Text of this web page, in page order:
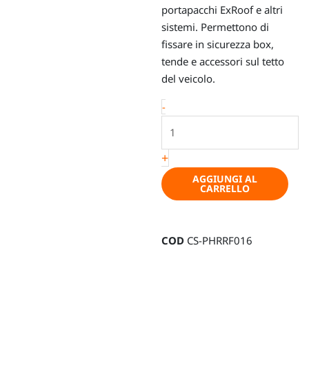
portapacchi ExRoof e altri
sistemi. Permettono di
fissare in sicurezza box,
tende e accessori sul tetto
del veicolo.
-Ganci
fissaggio
ad
anello
per
horntools
+
AGGIUNGI AL
CARRELLO
COD CS-PHRRF016